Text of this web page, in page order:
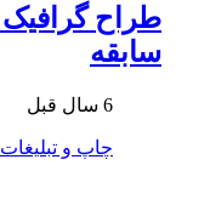
سابقه
6 سال قبل
چاپ و تبلیغات